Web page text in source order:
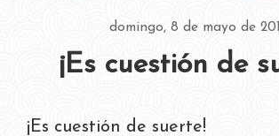
domingo, 8 de mayo de
¡Es cuestión de
¡Es cuestión de suerte!